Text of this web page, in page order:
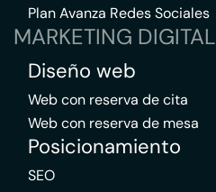
Plan Avanza Redes Sociales
MARKETING DIGITAL
Diseño web
Web con reserva de cita
Web con reserva de mesa
Posicionamiento
SEO